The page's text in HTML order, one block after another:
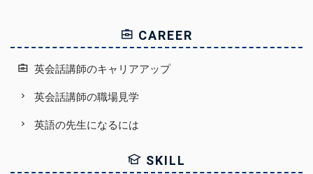
CAREER
英会話講師のキャリアアップ
英会話講師の職場見学
英語の先生になるには
SKILL